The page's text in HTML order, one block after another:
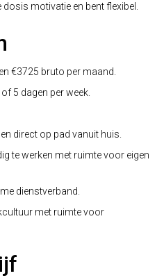
motivatie en bent flexibel.
€3725 bruto per maand.
5 dagen per week.
direct op pad vanuit huis.
te werken met ruimte voor eigen
dienstverband.
met ruimte voor